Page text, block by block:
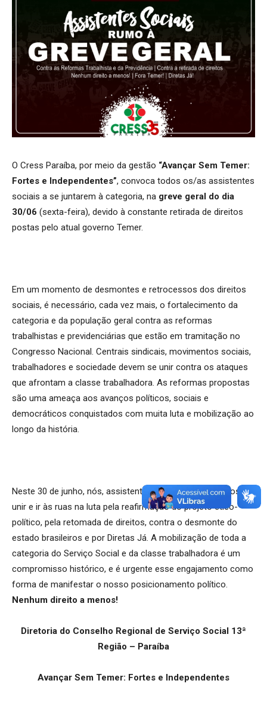
O Cress Paraíba, por meio da gestão “Avançar Sem Temer:
Fortes e Independentes”, convoca todos os/as assistentes
sociais a se juntarem à categoria, na greve geral do dia
30/06 (sexta-feira), devido à constante retirada de direitos
postas pelo atual governo Temer.
Em um momento de desmontes e retrocessos dos direitos
sociais, é necessário, cada vez mais, o fortalecimento da
categoria e da população geral contra as reformas
trabalhistas e previdenciárias que estão em tramitação no
Congresso Nacional. Centrais sindicais, movimentos sociais,
trabalhadores e sociedade devem se unir contra os ataques
que afrontam a classe trabalhadora. As reformas propostas
são uma ameaça aos avanços políticos, sociais e
democráticos conquistados com muita luta e mobilização ao
longo da história.
Neste 30 de junho, nós, assistentes sociais, devemos nos
unir e ir às ruas na luta pela reafirmação do projeto ético-
político, pela retomada de direitos, contra o desmonte do
estado brasileiros e por Diretas Já. A mobilização de toda a
categoria do Serviço Social e da classe trabalhadora é um
compromisso histórico, e é urgente esse engajamento como
forma de manifestar o nosso posicionamento político.
Nenhum direito a menos!
Diretoria do Conselho Regional de Serviço Social 13ª
Região – Paraíba
Avançar Sem Temer: Fortes e Independentes